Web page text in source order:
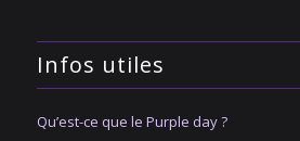
Infos utiles
Qu’est-ce que le Purple day ?